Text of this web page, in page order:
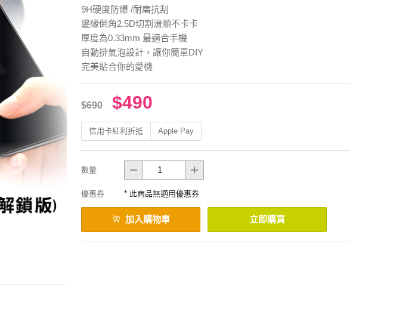
9H硬度防爆 /耐磨抗刮
邊緣倒角2.5D切割滑順不卡卡
厚度為0.33mm 最適合手機
自動排氣泡設計，讓你簡單DIY
完美貼合你的愛機
$690 $490
信用卡紅利折抵 Apple Pay
數量
優惠券 * 此商品無適用優惠券
加入購物車 立即購買